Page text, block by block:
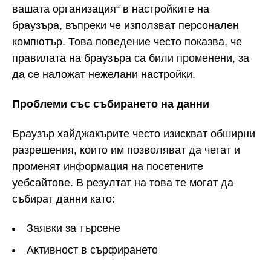
вашата организация“ в настройките на
браузъра, въпреки че използват персонален
компютър. Това поведение често показва, че
правилата на браузъра са били променени, за
да се наложат нежелани настройки.
Проблеми със събирането на данни
Браузър хайджакърите често изискват обширни
разрешения, които им позволяват да четат и
променят информация на посетените
уебсайтове. В резултат на това те могат да
събират данни като:
Заявки за търсене
Активност в сърфирането